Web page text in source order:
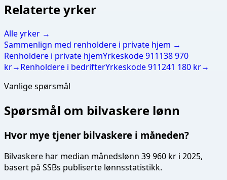
Relaterte yrker
Alle yrker →
Sammenlign med renholdere i private hjem →
Renholdere i private hjemYrkeskode911138 970
kr→Renholdere i bedrifterYrkeskode911241 180 kr→
Vanlige spørsmål
Spørsmål om bilvaskere lønn
Hvor mye tjener bilvaskere i måneden?
Bilvaskere har median månedslønn 39 960 kr i 2025,
basert på SSBs publiserte lønnsstatistikk.